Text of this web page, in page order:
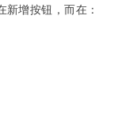
增按钮，而在：